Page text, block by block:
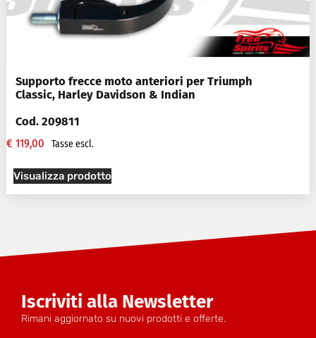
Supporto frecce moto anteriori per Triumph
Classic, Harley Davidson & Indian
Cod. 209811
€ 119,00 Tasse escl.
Visualizza prodotto
Iscriviti alla Newsletter
Rimani aggiornato su nuovi prodotti e offerte.